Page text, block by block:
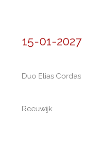
15-01-2027
Duo Elias Cordas
Reeuwijk